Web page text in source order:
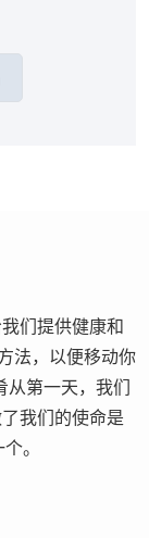
们提供健康和
法，以便移动你
从第一天，我们
我们的使命是
。